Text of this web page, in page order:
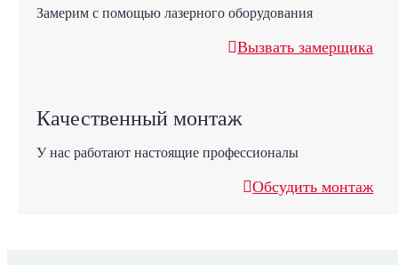
Замерим с помощью лазерного оборудования
Вызвать замерщика
Качественный монтаж
У нас работают настоящие профессионалы
Обсудить монтаж